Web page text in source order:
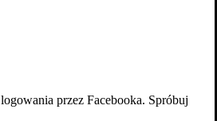
przez Facebooka. Spróbuj